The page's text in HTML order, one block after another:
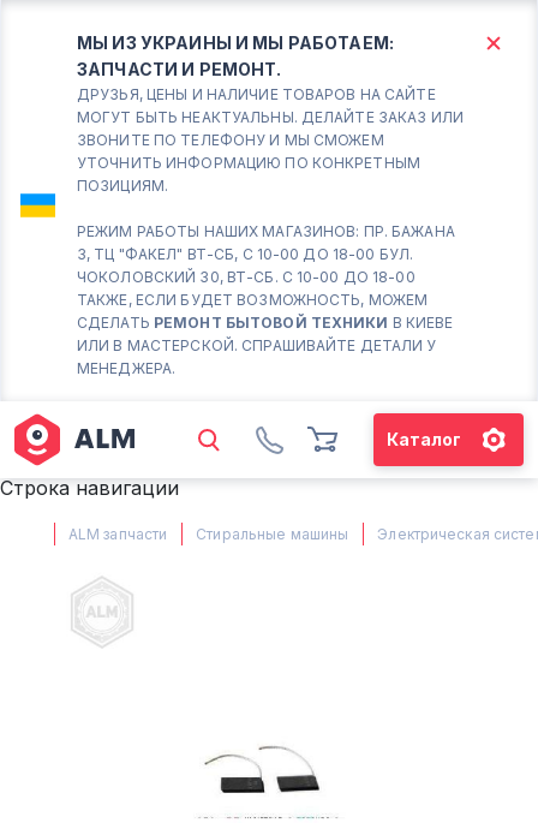
МЫ ИЗ УКРАИНЫ И МЫ РАБОТАЕМ:
ЗАПЧАСТИ И РЕМОНТ.
ДРУЗЬЯ, ЦЕНЫ И НАЛИЧИЕ ТОВАРОВ НА САЙТЕ
МОГУТ БЫТЬ НЕАКТУАЛЬНЫ. ДЕЛАЙТЕ ЗАКАЗ ИЛИ
ЗВОНИТЕ ПО ТЕЛЕФОНУ И МЫ СМОЖЕМ
УТОЧНИТЬ ИНФОРМАЦИЮ ПО КОНКРЕТНЫМ
ПОЗИЦИЯМ.
РЕЖИМ РАБОТЫ НАШИХ МАГАЗИНОВ: ПР. БАЖАНА
3, ТЦ "ФАКЕЛ" ВТ-СБ, С 10-00 ДО 18-00 БУЛ.
ЧОКОЛОВСКИЙ 30, ВТ-СБ. С 10-00 ДО 18-00
ТАКЖЕ, ЕСЛИ БУДЕТ ВОЗМОЖНОСТЬ, МОЖЕМ
СДЕЛАТЬ РЕМОНТ БЫТОВОЙ ТЕХНИКИ В КИЕВЕ
ИЛИ В МАСТЕРСКОЙ. СПРАШИВАЙТЕ ДЕТАЛИ У
МЕНЕДЖЕРА.
Каталог
КИЕВ БОРИСПОЛЬ
Вт.- Сб.
10:00 - 18:00
Соломенский район - ВТ-
СБ. с 10-00 до 18-00
(098) 672 76 42
(063) 722 37 14
М. ХАРЬКОВСКАЯ - ВТ-СБ, С
10-00 ДО 18-00
(063) 527 27 00
Строка навигации
ALM запчасти Стиральные машины Электрическая